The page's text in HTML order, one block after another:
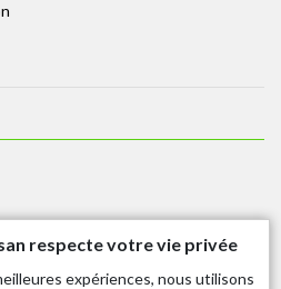
87
87
respecte votre vie privée
expériences, nous utilisons